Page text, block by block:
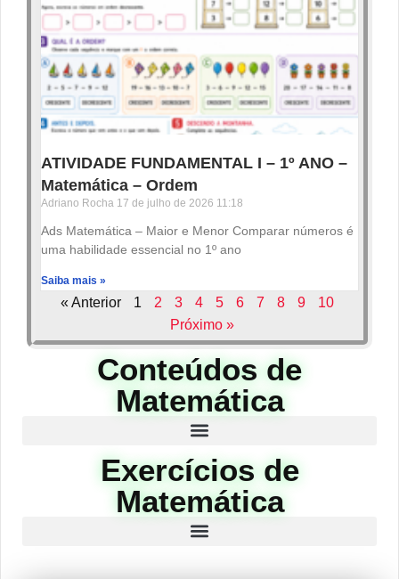
ATIVIDADE FUNDAMENTAL I – 1º ANO –
Matemática – Ordem
Adriano Rocha 17 de julho de 2026 11:18
Ads Matemática – Maior e Menor Comparar números é
uma habilidade essencial no 1º ano
Saiba mais »
« Anterior 1 2 3 4 5 6 7 8 9
10
Próximo »
Conteúdos de
Matemática
Exercícios de
Matemática